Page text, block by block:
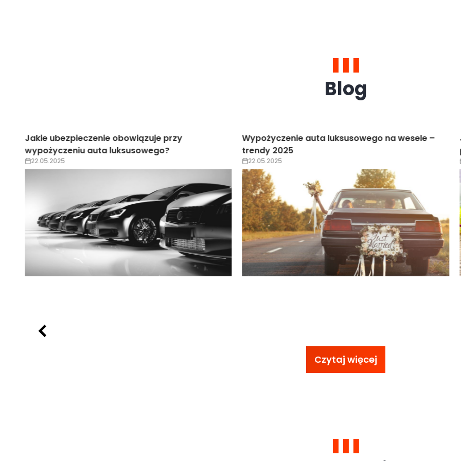
Blog
Wypożyczenie auta luksusowego na wesele –
trendy 2025
22.05.2025
Jak zarezerwować luksusowe auto online krok
po kroku?
22.05.2025
Czytaj więcej